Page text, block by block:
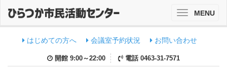
はじめての方へ 会議室予約状況 お問い合わせ
開館 9:00～22:00 電話 0463-31-7571
ToggleMENU